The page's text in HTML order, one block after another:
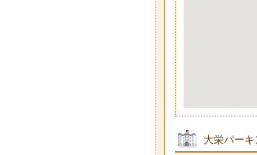
大栄パー